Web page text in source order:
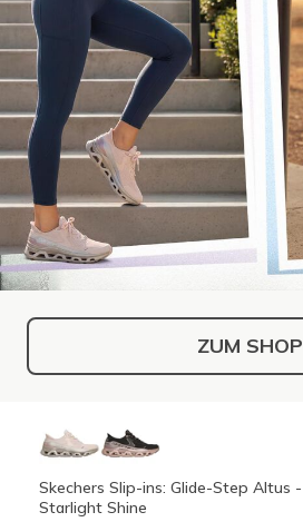
ZUM SHOP
Skechers Slip-ins: Glide-Step Altus -
Starlight Shine